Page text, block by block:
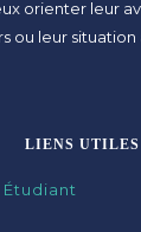
orienter leur
ou leur situation
LIENS UTILES
Étudiant